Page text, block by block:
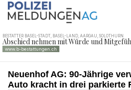
Neuenhof AG: 90-Jährige
Auto kracht in drei parkierte